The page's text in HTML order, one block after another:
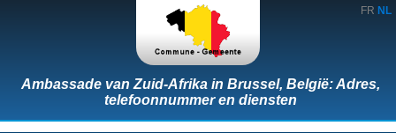
FR NL
Ambassade van Zuid-Afrika in Brussel, België: Adres,
telefoonnummer en diensten